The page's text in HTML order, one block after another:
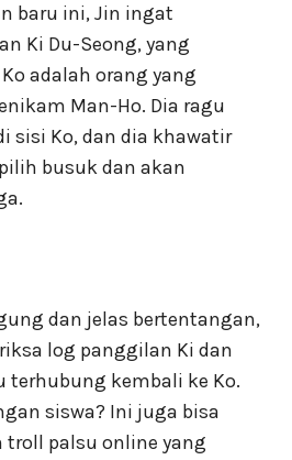
baru ini, Jin ingat
Ki Du-Seong, yang
adalah orang yang
Man-Ho. Dia ragu
sisi Ko, dan dia khawatir
busuk dan akan
dan jelas bertentangan,
log panggilan Ki dan
terhubung kembali ke Ko.
siswa? Ini juga bisa
palsu online yang